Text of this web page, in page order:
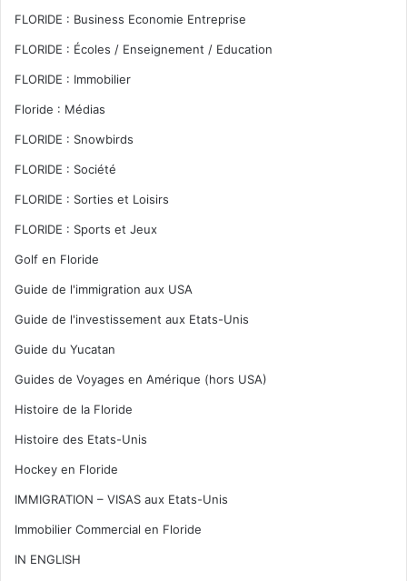
FLORIDE : Business Economie Entreprise
FLORIDE : Écoles / Enseignement / Education
FLORIDE : Immobilier
Floride : Médias
FLORIDE : Snowbirds
FLORIDE : Société
FLORIDE : Sorties et Loisirs
FLORIDE : Sports et Jeux
Golf en Floride
Guide de l'immigration aux USA
Guide de l'investissement aux Etats-Unis
Guide du Yucatan
Guides de Voyages en Amérique (hors USA)
Histoire de la Floride
Histoire des Etats-Unis
Hockey en Floride
IMMIGRATION – VISAS aux Etats-Unis
Immobilier Commercial en Floride
IN ENGLISH